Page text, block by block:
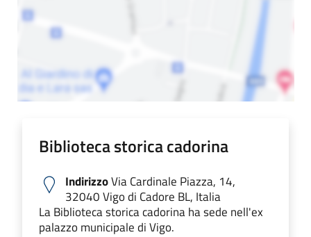
Biblioteca storica cadorina
IndirizzoVia Cardinale Piazza, 14,
32040 Vigo di Cadore BL, Italia
La Biblioteca storica cadorina ha sede nell'ex
palazzo municipale di Vigo.